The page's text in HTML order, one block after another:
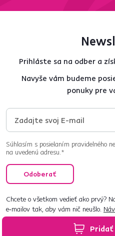
Pridať
Prihláste sa na odber a
Navyše vám budeme
ponuky pre
Súhlasím s posielaním pravidelného
na uvedenú adresu.*
Odoberať
Chcete o všetkom vedieť ako prvý?
e‑mailov tak, aby vám nič neušlo.